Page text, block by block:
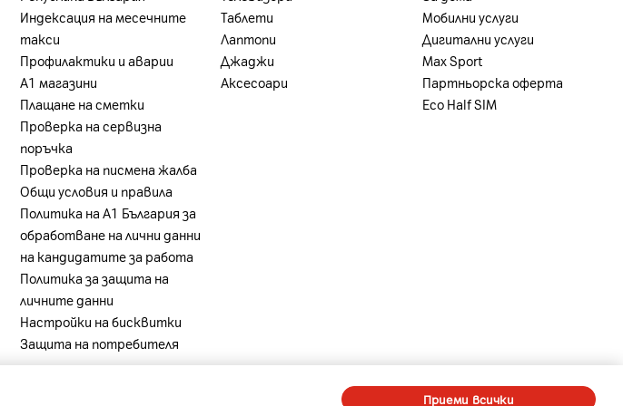
мрежа.
Индексация на месечните
такси
Профилактики и аварии
А1 магазини
Плащане на сметки
Проверка на сервизна
поръчка
Проверка на писмена жалба
Общи условия и правила
Политика на A1 България за
обработване на лични данни
на кандидатите за работа
Политика за защита на
личните данни
Настройки на бисквитки
Защита на потребителя
Таблети
Лаптопи
Джаджи
Аксесоари
Мобилни услуги
Дигитални услуги
Max Sport
Партньорска оферта
Eco Half SIM
Member of A1 GroupПриеми всички